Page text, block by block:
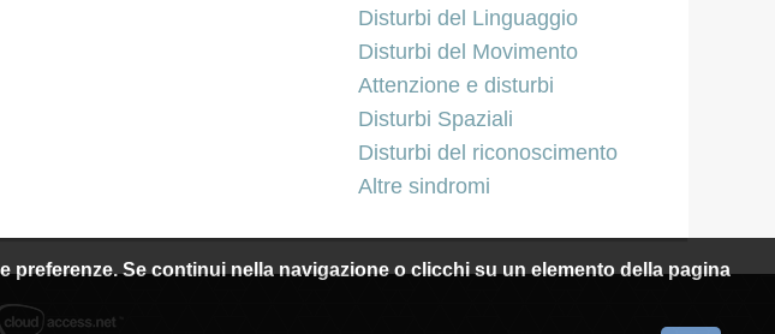
Disturbi del Linguaggio
Disturbi del Movimento
Attenzione e disturbi
Disturbi Spaziali
Disturbi del riconoscimento
Altre sindromi
Se continui nella navigazione o clicchi su un elemento della pagina